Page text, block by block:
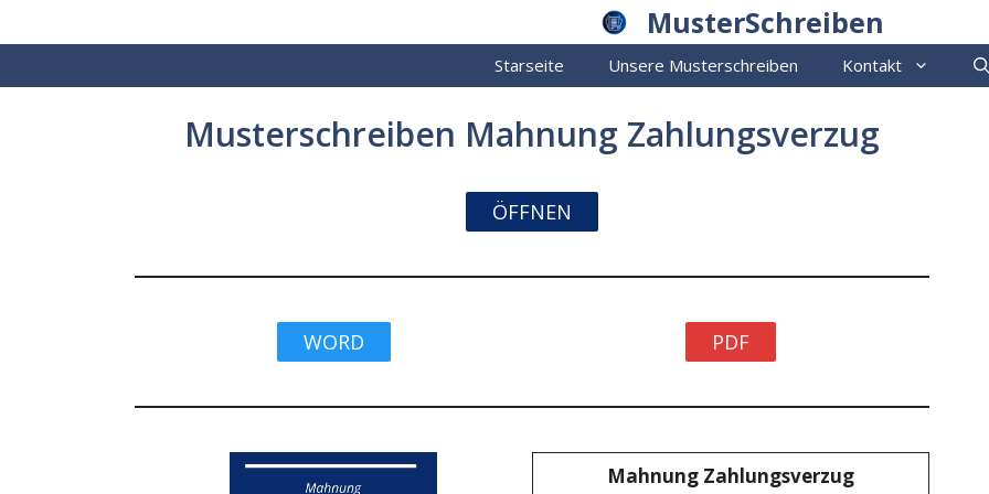
Inhalt
MusterSchreiben
Starseite Unsere Musterschreiben Kontakt
Musterschreiben Mahnung Zahlungsverzug
ÖFFNEN
WORD PDF
Mahnung Zahlungsverzug